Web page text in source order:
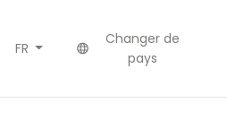
FR
Changer de
pays